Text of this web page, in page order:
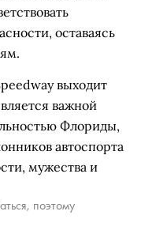
оставаясь
выходит
важной
Флориды,
автоспорта
мужества и
поэтому